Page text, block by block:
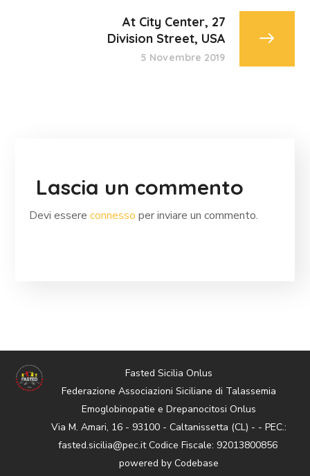
At City Center, 27
Division Street, USA
5 Novembre 2019
Lascia un commento
Devi essereconnesso per inviare un commento.
Fasted Sicilia Onlus
Federazione Associazioni Siciliane di Talassemia
Emoglobinopatie e Drepanocitosi Onlus
Via M. Amari, 16 - 93100 - Caltanissetta (CL) - - PEC.:
fasted.sicilia@pec.it Codice Fiscale: 92013800856
powered byCodebase